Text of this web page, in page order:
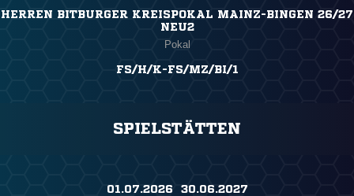
HERREN BITBURGER KREISPOKAL MAINZ-BINGEN 26/27
NEU2
Pokal
FS/H/K-FS/MZ/BI/1
SPIELSTÄTTEN
01.07.2026 ​ 30.06.2027